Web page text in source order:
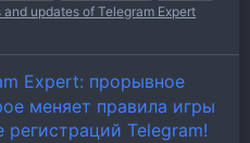
and updates of Telegram Expert
Expert: прорывное
меняет правила игры
Telegram!